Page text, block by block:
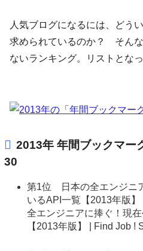
人気ブログになるには、どう
求められているのか？ そん
ないランキング。リストとなっ
2013年 年間ブックマ
30
第1位 日本の全エンジニ
いるAPI一覧【2013年版
全エンジニアに捧ぐ！現
【2013年版】 | Find Job !